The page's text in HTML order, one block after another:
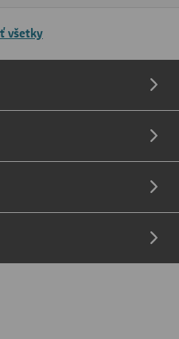
všetky